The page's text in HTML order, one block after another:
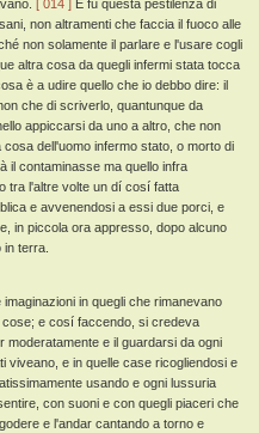
[ 014 ] E fu questa pestilenza di
non altramenti che faccia il fuoco alle
non solamente il parlare e l'usare cogli
altra cosa da quegli infermi stata tocca
è a udire quello che io debbo dire: il
che di scriverlo, quantunque da
appiccarsi da uno a altro, che non
dell'uomo infermo stato, o morto di
il contaminasse ma quello infra
tra l'altre volte un dí cosí fatta
e avvenendosi a essi due porci, e
in piccola ora appresso, dopo alcuno
terra.
in quegli che rimanevano
cose; e cosí faccendo, si credeva
moderatamente e il guardarsi da ogni
viveano, e in quelle case ricogliendosi e
usando e ogni lussuria
con suoni e con quegli piaceri che
e l'andar cantando a torno e